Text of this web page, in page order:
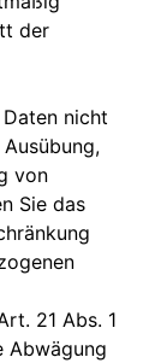
der
nicht
von
Sie das
21 Abs. 1
Abwägung